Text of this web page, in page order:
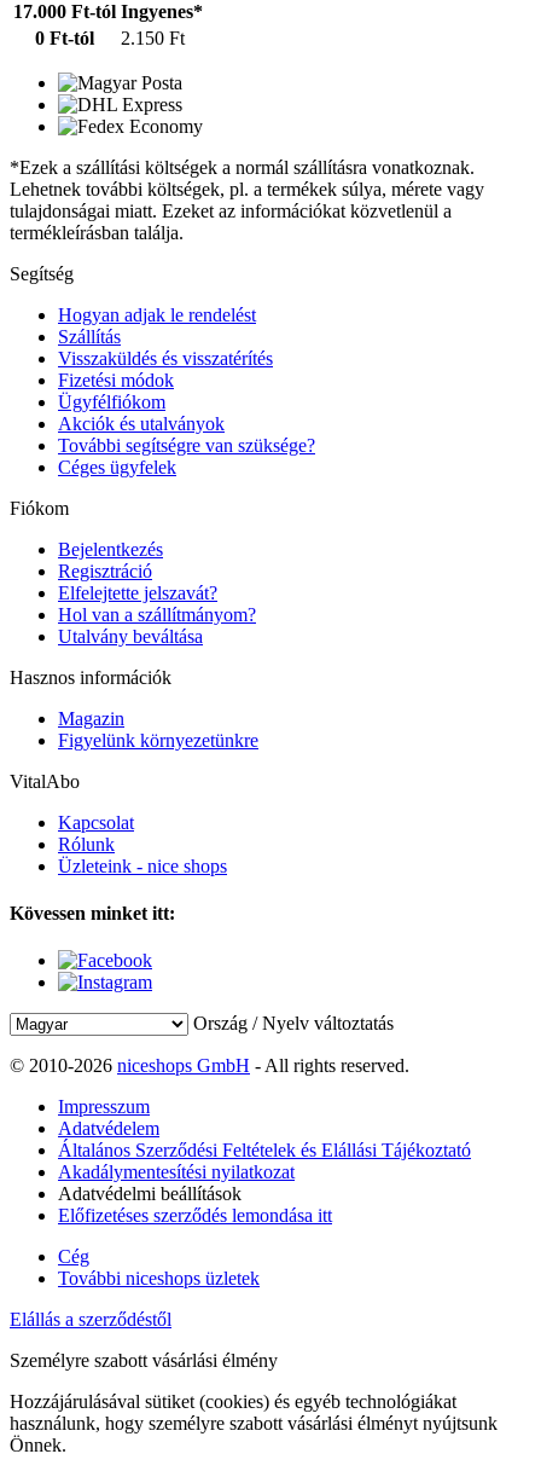
17.000 Ft-tól Ingyenes*
0 Ft-tól
2.150 Ft
*Ezek a szállítási költségek a normál szállításra vonatkoznak.
Lehetnek további költségek, pl. a termékek súlya, mérete vagy
tulajdonságai miatt. Ezeket az információkat közvetlenül a
termékleírásban találja.
Segítség
Hogyan adjak le rendelést
Szállítás
Visszaküldés és visszatérítés
Fizetési módok
Ügyfélfiókom
Akciók és utalványok
További segítségre van szüksége?
Céges ügyfelek
Fiókom
Bejelentkezés
Regisztráció
Elfelejtette jelszavát?
Hol van a szállítmányom?
Utalvány beváltása
Hasznos információk
Magazin
Figyelünk környezetünkre
VitalAbo
Kapcsolat
Rólunk
Üzleteink - nice shops
Kövessen minket itt:
Ország / Nyelv változtatás
© 2010-2026 niceshops GmbH - All rights reserved.
Impresszum
Adatvédelem
Általános Szerződési Feltételek és Elállási Tájékoztató
Akadálymentesítési nyilatkozat
Adatvédelmi beállítások
Előfizetéses szerződés lemondása itt
Cég
További niceshops üzletek
Elállás a szerződéstől
Személyre szabott vásárlási élmény
Hozzájárulásával sütiket (cookies) és egyéb technológiákat
használunk, hogy személyre szabott vásárlási élményt nyújtsunk
Önnek.